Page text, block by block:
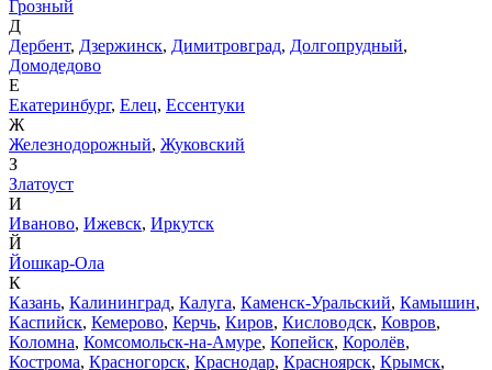
Грозный
Д
Дербент, Дзержинск, Димитровград, Долгопрудный,
Домодедово
Е
Екатеринбург, Елец, Ессентуки
Ж
Железнодорожный, Жуковский
З
Златоуст
И
Иваново, Ижевск, Иркутск
Й
Йошкар-Ола
К
Казань, Калининград, Калуга, Каменск-Уральский, Камышин,
Каспийск, Кемерово, Керчь, Киров, Кисловодск, Ковров,
Коломна, Комсомольск-на-Амуре, Копейск, Королёв,
Кострома, Красногорск, Краснодар, Красноярск, Крымск,